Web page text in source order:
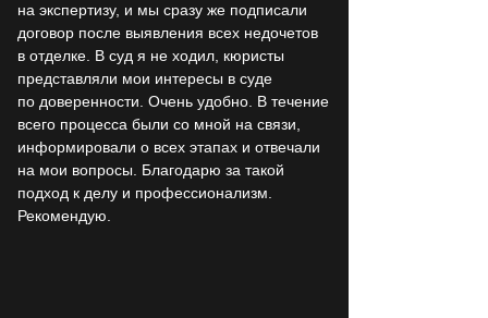
на экспертизу, и мы сразу же подписали
договор после выявления всех недочетов
в отделке. В суд я не ходил, кюристы
представляли мои интересы в суде
по доверенности. Очень удобно. В течение
всего процесса были со мной на связи,
информировали о всех этапах и отвечали
на мои вопросы. Благодарю за такой
подход к делу и профессионализм.
Рекомендую.